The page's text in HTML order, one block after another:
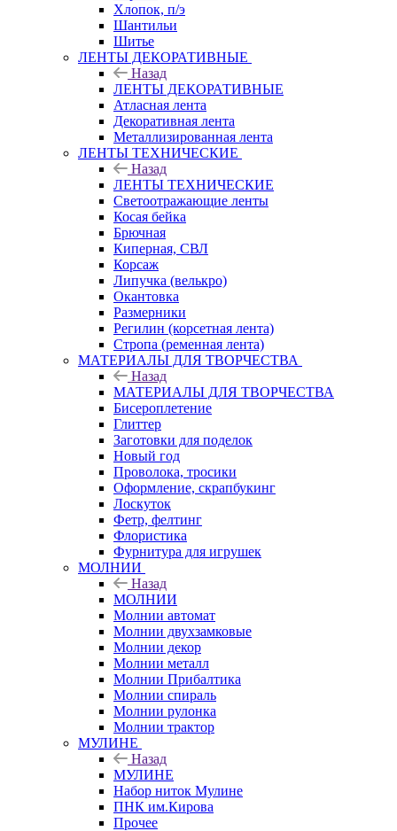
Хлопок, п/э
Шантильи
Шитье
ЛЕНТЫ ДЕКОРАТИВНЫЕ
Назад
ЛЕНТЫ ДЕКОРАТИВНЫЕ
Атласная лента
Декоративная лента
Металлизированная лента
ЛЕНТЫ ТЕХНИЧЕСКИЕ
Назад
ЛЕНТЫ ТЕХНИЧЕСКИЕ
Светоотражающие ленты
Косая бейка
Брючная
Киперная, СВЛ
Корсаж
Липучка (велькро)
Окантовка
Размерники
Регилин (корсетная лента)
Стропа (ременная лента)
МАТЕРИАЛЫ ДЛЯ ТВОРЧЕСТВА
Назад
МАТЕРИАЛЫ ДЛЯ ТВОРЧЕСТВА
Бисероплетение
Глиттер
Заготовки для поделок
Новый год
Проволока, тросики
Оформление, скрапбукинг
Лоскуток
Фетр, фелтинг
Флористика
Фурнитура для игрушек
МОЛНИИ
Назад
МОЛНИИ
Молнии автомат
Молнии двухзамковые
Молнии декор
Молнии металл
Молнии Прибалтика
Молнии спираль
Молнии рулонка
Молнии трактор
МУЛИНЕ
Назад
МУЛИНЕ
Набор ниток Мулине
ПНК им.Кирова
Прочее